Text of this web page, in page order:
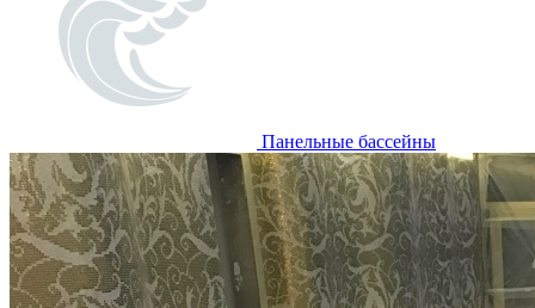
Панельные бассейны